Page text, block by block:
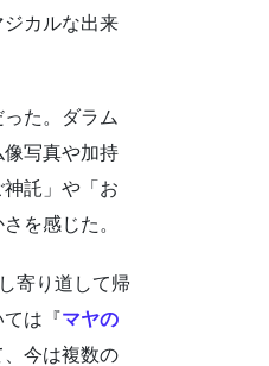
カルな出来
た。ダラム
写真や加持
託」や「お
を感じた。
寄り道して帰
ては『マヤの
今は複数の